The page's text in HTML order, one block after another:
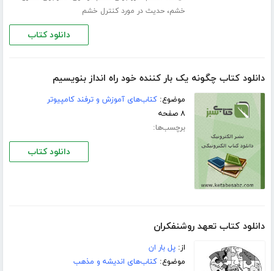
خشم،حدیث در مورد کنترل خشم
دانلود کتاب
دانلود کتاب چگونه یک بار کننده خود راه انداز بنویسیم
موضوع:کتاب‌های آموزش و ترفند کامپیوتر
۸ صفحه
برچسب‌ها:
دانلود کتاب
دانلود کتاب تعھد روشنفکران
از:پل بار ان
موضوع:کتاب‌های اندیشه و مذهب